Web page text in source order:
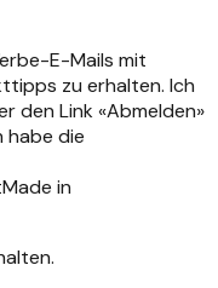
E-Mails mit
zu erhalten. Ich
den Link «Abmelden»
habe die
Made in
.